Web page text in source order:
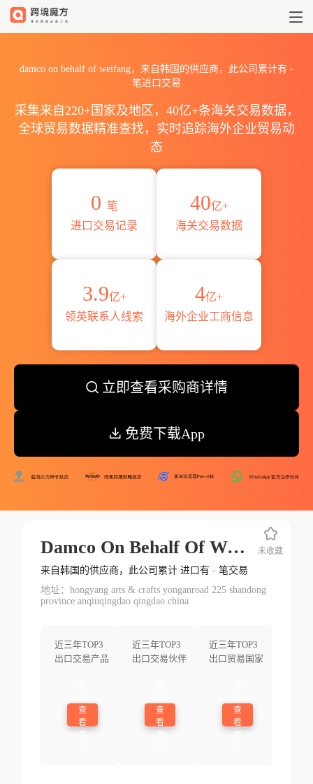
damco on behalf of weifang，来自韩国的供应商，此公司累计有 -
笔进口交易
采集来自220+国家及地区，40亿+条海关交易数据，
全球贸易数据精准查找，实时追踪海外企业贸易动
态
0 笔
进口交易记录
40亿+
海关交易数据
3.9亿+
领英联系人线索
4亿+
海外企业工商信息
立即查看采购商详情
免费下载App
Damco On Behalf Of Weifang
来自韩国的供应商，此公司累计 进口有 -笔交易
地址：hongyang arts & crafts yonganroad 225 shandong
province anqiuqingdao qingdao china
近三年TOP3
出口交易产品
查
看
近三年TOP3
出口交易伙伴
查
看
近三年TOP3
出口贸易国家
查
看
未收藏